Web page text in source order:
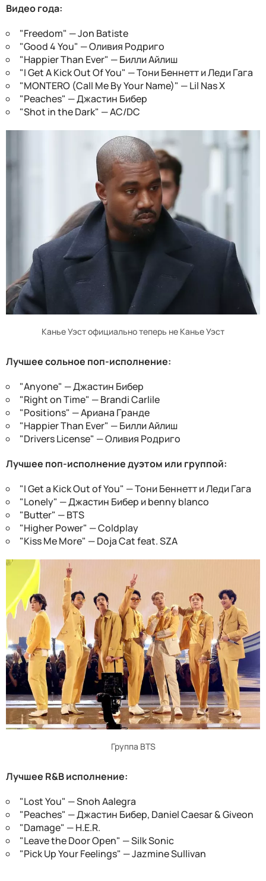
Видео года:
"Freedom" — Jon Batiste
"Good 4 You" — Оливия Родриго
"Happier Than Ever" — Билли Айлиш
"I Get A Kick Out Of You" — Тони Беннетт и Леди Гага
"MONTERO (Call Me By Your Name)" — Lil Nas X
"Peaches" — Джастин Бибер
"Shot in the Dark" — AC/DC
Канье Уэст официально теперь не Канье Уэст
Лучшее сольное поп-исполнение:
"Anyone" — Джастин Бибер
"Right on Time" — Brandi Carlile
"Positions" — Ариана Гранде
"Happier Than Ever" — Билли Айлиш
"Drivers License" — Оливия Родриго
Лучшее поп-исполнение дуэтом или группой:
"I Get a Kick Out of You" — Тони Беннетт и Леди Гага
"Lonely" — Джастин Бибер и benny blanco
"Butter" — BTS
"Higher Power" — Coldplay
"Kiss Me More" — Doja Cat feat. SZA
Группа BTS
Лучшее R&B исполнение:
"Lost You" — Snoh Aalegra
"Peaches" — Джастин Бибер, Daniel Caesar & Giveon
"Damage" — H.E.R.
"Leave the Door Open" — Silk Sonic
"Pick Up Your Feelings" — Jazmine Sullivan